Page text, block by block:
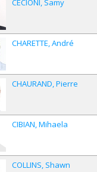
CHARETTE André
CHAURAND Pierre
CIBIAN Mihaela
COLLINS Shawn